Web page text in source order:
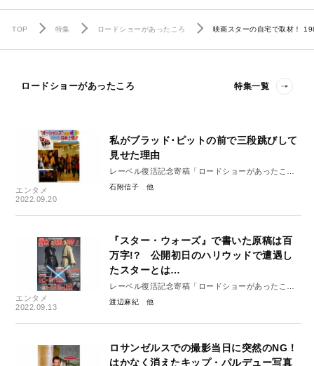
TOP 特集 ロードショーがあったころ 映画スターの自宅で取材！
ロードショーがあったころ 特集一覧
エンタメ
2022.09.20
私がブラッド･ピットの前で三段跳びして
見せた理由
レーベル復活記念寄稿「ロードショーがあったこ
ろ」18
石附信子
エンタメ
2022.09.13
『スター・ウォーズ』で書いた原稿は百
万字!? 公開初日のハリウッドで遭遇し
たスターとは…
レーベル復活記念寄稿「ロードショーがあったこ
ろ」17
渡辺麻紀
ロサンゼルスでの撮影当日に突然のNG！
はかなく消えたキップ・パルデュー写真